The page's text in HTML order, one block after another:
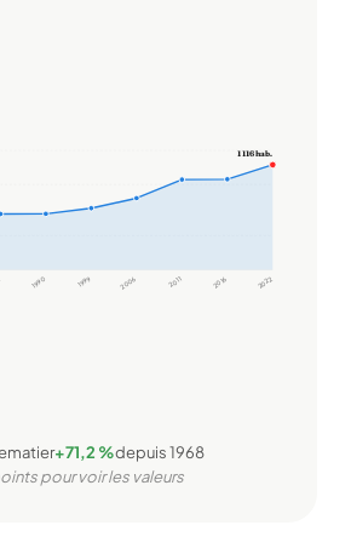
1990 1999 2006 2011 2016 2022
1 116 hab.
+71,2 %depuis 1968
pour voir les valeurs